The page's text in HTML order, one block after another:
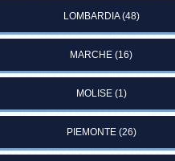
LOMBARDIA(48)
MARCHE (16)
MOLISE(1)
PIEMONTE(26)